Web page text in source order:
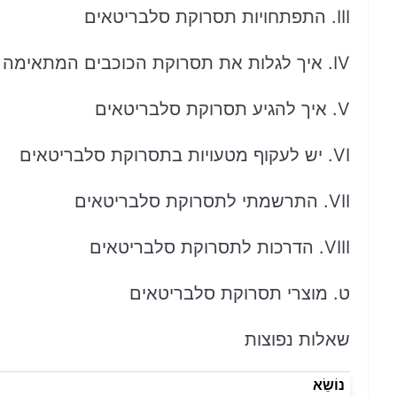
III. התפתחויות תסרוקת סלבריטאים
IV. איך לגלות את תסרוקת הכוכבים המתאימה לך
V. איך להגיע תסרוקת סלבריטאים
VI. יש לעקוף מטעויות בתסרוקת סלבריטאים
VII. התרשמתי לתסרוקת סלבריטאים
VIII. הדרכות לתסרוקת סלבריטאים
ט. מוצרי תסרוקת סלבריטאים
שאלות נפוצות
נוֹשֵׂא